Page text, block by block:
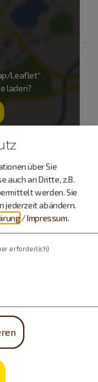
Leaflet“
laden?
über Sie
auch an Dritte, z.B.
werden. Sie
jederzeit abändern.
/Impressum.
erforderlich)